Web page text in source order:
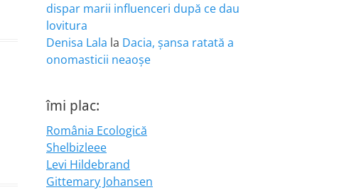
dispar marii influenceri după ce dau
lovitura
Denisa Lala la Dacia, șansa ratată a
onomasticii neaoșe
îmi plac:
România Ecologică
Shelbizleee
Levi Hildebrand
Gittemary Johansen